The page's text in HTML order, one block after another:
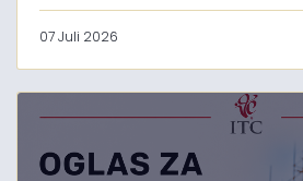
07 Juli 2026